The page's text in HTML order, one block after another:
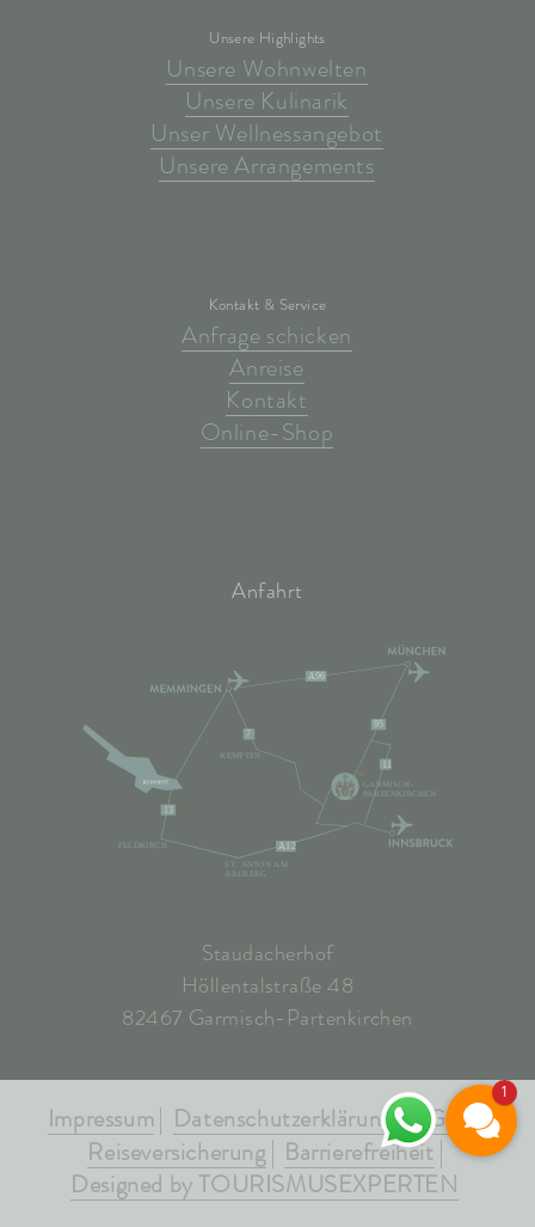
Unsere Highlights
Unsere Wohnwelten
Unsere Kulinarik
Unser Wellnessangebot
Unsere Arrangements
Kontakt & Service
Anfrage schicken
Anreise
Kontakt
Online-Shop
Anfahrt
A96
95
11
7
A12
13
KEMPTEN
ST. ANTON AM
ARLBERG
FELDKIRCH
GARMISCH-
PARTENKIRCHEN
Staudacherhof
Höllentalstraße 48
82467 Garmisch-Partenkirchen
Impressum Datenschutzerklärung
AGB's
Reiseversicherung
Barrierefreiheit
Designed by TOURISMUSEXPERTEN
1